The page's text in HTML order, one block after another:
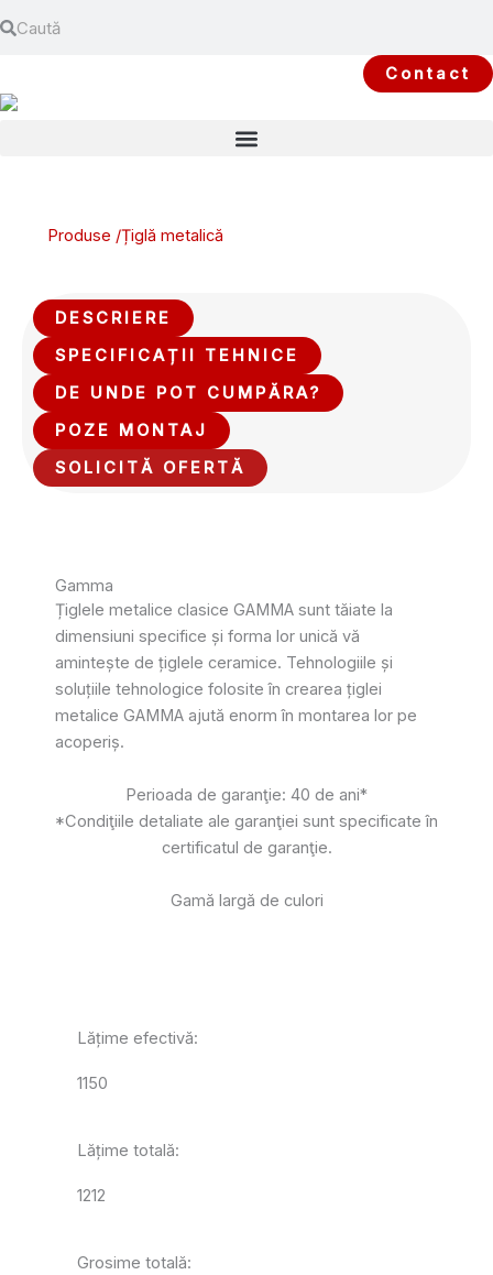
to
Contact
Produse /Țiglă metalică
DESCRIERE
SPECIFICAȚII TEHNICE
DE UNDE POT CUMPĂRA?
POZE MONTAJ
SOLICITĂ OFERTĂ
Gamma
Țiglele metalice clasice GAMMA sunt tăiate la
dimensiuni specifice și forma lor unică vă
amintește de țiglele ceramice. Tehnologiile și
soluțiile tehnologice folosite în crearea țiglei
metalice GAMMA ajută enorm în montarea lor pe
acoperiș.
Perioada de garanţie: 40 de ani*
*Condiţiile detaliate ale garanţiei sunt specificate în
certificatul de garanţie.
Gamă largă de culori
Lățime efectivă:
1150
Lățime totală:
1212
Grosime totală: